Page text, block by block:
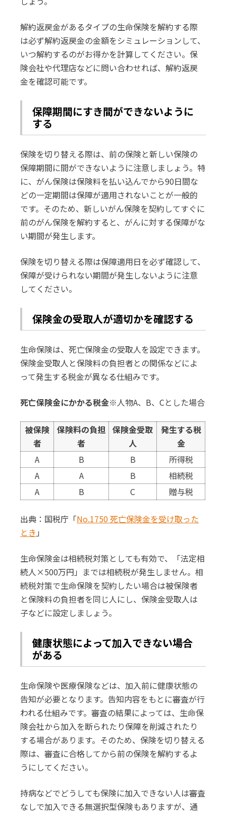
解約返戻金があるタイプの生命保険を解約する際
は必ず解約返戻金の金額をシミュレーションして、
いつ解約するのがお得かを計算してください。保
険会社や代理店などに問い合わせれば、解約返戻
金を確認可能です。
保障期間にすき間ができないように
する
保険を切り替える際は、前の保険と新しい保険の
保障期間に間ができないように注意しましょう。特
に、がん保険は保険料を払い込んでから90日間な
どの一定期間は保障が適用されないことが一般的
です。そのため、新しいがん保険を契約してすぐに
前のがん保険を解約すると、がんに対する保障がな
い期間が発生します。
保険を切り替える際は保障適用日を必ず確認して、
保障が受けられない期間が発生しないように注意
してください。
保険金の受取人が適切かを確認する
生命保険は、死亡保険金の受取人を設定できます。
保険金受取人と保険料の負担者との関係などによ
って発生する税金が異なる仕組みです。
死亡保険金にかかる税金※人物A、B、Cとした場合
被保険
者
保険料の負担
者
保険金受取
人
発生する税
金
A
B B
所得税
A
A B
相続税
A
B C 贈与税
出典：国税庁「No.1750 死亡保険金を受け取った
とき 」
生命保険金は相続税対策としても有効で、「法定相
続人×500万円」までは相続税が発生しません。相
続税対策で生命保険を契約したい場合は被保険者
と保険料の負担者を同じ人にし、保険金受取人は
子などに設定しましょう。
健康状態によって加入できない場合
がある
生命保険や医療保険などは、加入前に健康状態の
告知が必要となります。告知内容をもとに審査が行
われる仕組みです。審査の結果によっては、生命保
険会社から加入を断られたり保障を削減されたり
する場合があります。そのため、保険を切り替える
際は、審査に合格してから前の保険を解約するよ
うにしてください。
持病などでどうしても保険に加入できない人は審査
なしで加入できる無選択型保険もありますが、通